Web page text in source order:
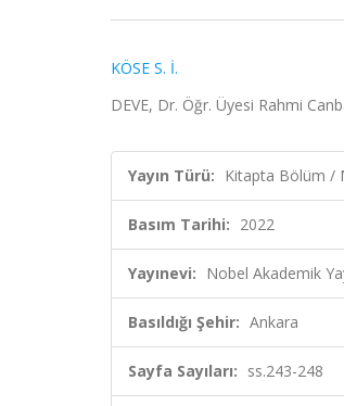
KÖSE S. İ.
DEVE, Dr. Öğr. Üyesi Rahmi
Yayın Türü: Kitapta Bölüm /
Basım Tarihi: 2022
Yayınevi: Nobel Akademik
Basıldığı Şehir: Ankara
Sayfa Sayıları: ss.243-248